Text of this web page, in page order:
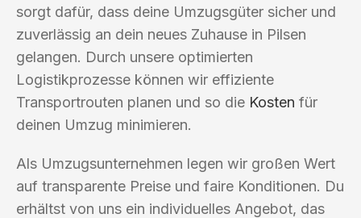
sorgt dafür, dass deine Umzugsgüter sicher und
zuverlässig an dein neues Zuhause in Pilsen
gelangen. Durch unsere optimierten
Logistikprozesse können wir effiziente
Transportrouten planen und so die Kosten für
deinen Umzug minimieren.
Als Umzugsunternehmen legen wir großen Wert
auf transparente Preise und faire Konditionen. Du
erhältst von uns ein individuelles Angebot, das